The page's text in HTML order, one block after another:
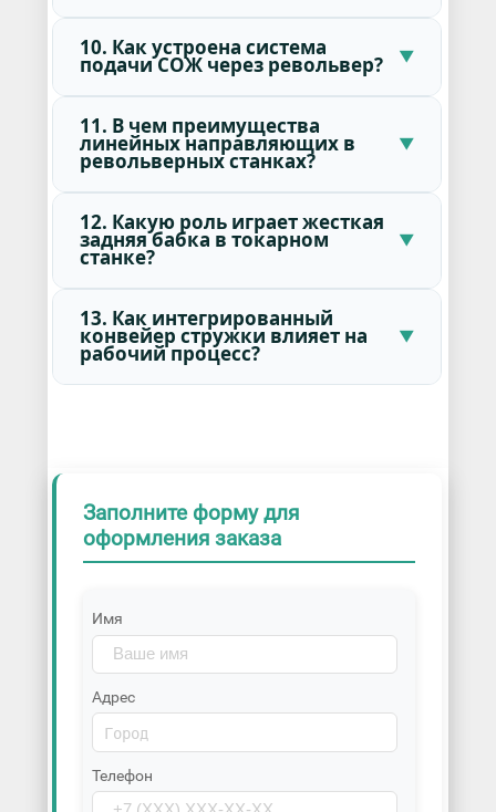
10. Как устроена система
подачи СОЖ через револьвер?
11. В чем преимущества
линейных направляющих в
револьверных станках?
12. Какую роль играет жесткая
задняя бабка в токарном
станке?
13. Как интегрированный
конвейер стружки влияет на
рабочий процесс?
Заполните форму для
оформления заказа
Имя
Адрес
Телефон